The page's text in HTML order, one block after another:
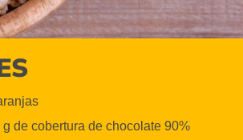
g de cobertura de chocolate 90%